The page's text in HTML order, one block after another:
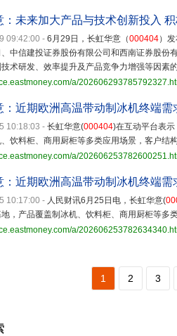
：未来加大产品与技术创新投入
09:42:00 - 6月29日，长虹华意（000404）
、中信建投证券股份有限公司和西南证券股
术研发、效率提升及产品竞争力增强等因素
a/
：近期欧洲高温带动制冰机终端
10:18:03 - 长虹华意(000404)在互动平台表
饮料柜、商用厨柜等多类应用场景，客户结
a/
：近期欧洲高温带动制冰机终端
10:17:00 - 人民财讯6月25日电，长虹华意(
，产品覆盖制冰机、饮料柜、商用厨柜等多
a/
1 2 3